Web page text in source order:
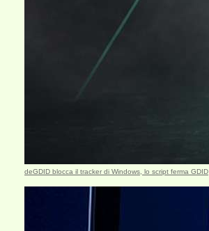
deGDID blocca il tracker di Windows, lo script ferma GDID